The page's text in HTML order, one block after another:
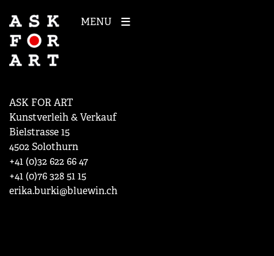
MENU
ASK FOR ART
Kunstverleih & Verkauf
Bielstrasse 15
4502 Solothurn
+41 (0)32 622 66 47
+41 (0)76 328 51 15
erika.burki@bluewin.ch